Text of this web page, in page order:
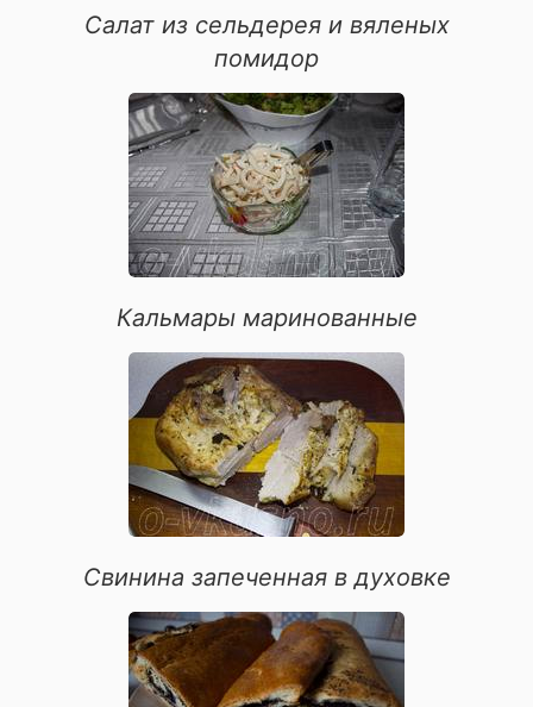
овощные блюда
для иммунитета
Салат из сельдерея и вяленых
помидор
Кальмары маринованные
Свинина запеченная в духовке